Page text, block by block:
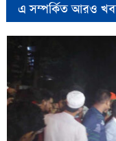
এ সম্পর্কিত আরও